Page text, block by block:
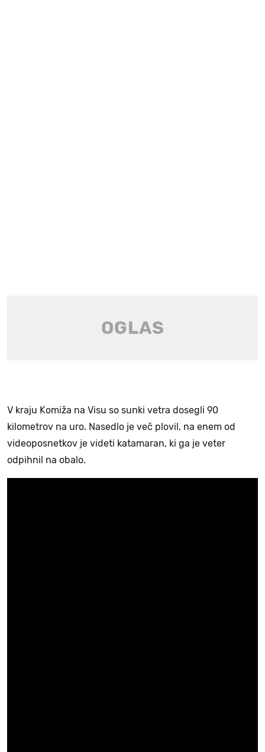
V kraju Komiža na Visu so sunki vetra dosegli 90
kilometrov na uro. Nasedlo je več plovil, na enem od
videoposnetkov je videti katamaran, ki ga je veter
odpihnil na obalo.